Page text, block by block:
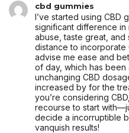
cbd gummies
I’ve started using CBD
significant difference in
abuse, taste great,
distance to incorporate
advise me ease and
of day, which has
unchanging CBD
increased by for the
you’re considering
recourse to start
decide a incorruptible
vanquish results!